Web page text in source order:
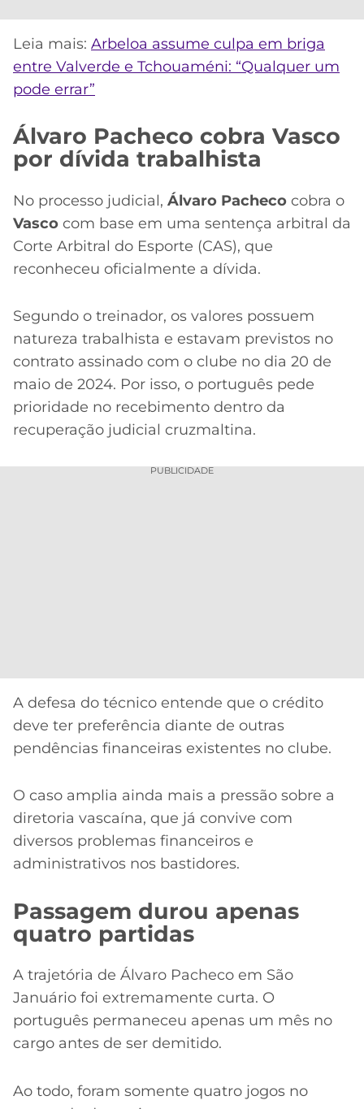
Leia mais: Arbeloa assume culpa em briga
entre Valverde e Tchouaméni: “Qualquer um
pode errar”
Álvaro Pacheco cobra Vasco
por dívida trabalhista
No processo judicial, Álvaro Pacheco cobra o
Vasco com base em uma sentença arbitral da
Corte Arbitral do Esporte (CAS), que
reconheceu oficialmente a dívida.
Segundo o treinador, os valores possuem
natureza trabalhista e estavam previstos no
contrato assinado com o clube no dia 20 de
maio de 2024. Por isso, o português pede
prioridade no recebimento dentro da
recuperação judicial cruzmaltina.
PUBLICIDADE
A defesa do técnico entende que o crédito
deve ter preferência diante de outras
pendências financeiras existentes no clube.
O caso amplia ainda mais a pressão sobre a
diretoria vascaína, que já convive com
diversos problemas financeiros e
administrativos nos bastidores.
Passagem durou apenas
quatro partidas
A trajetória de Álvaro Pacheco em São
Januário foi extremamente curta. O
português permaneceu apenas um mês no
cargo antes de ser demitido.
Ao todo, foram somente quatro jogos no